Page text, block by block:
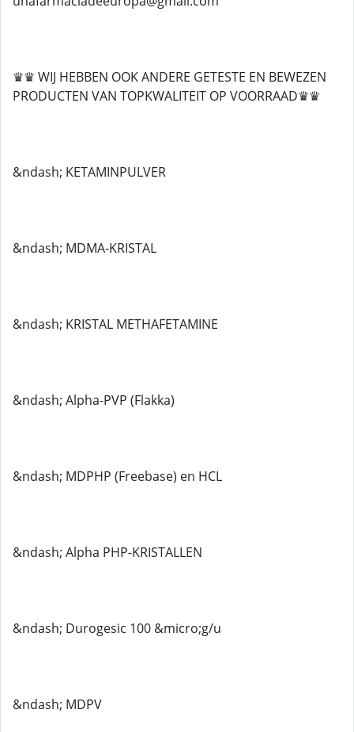
♛♛ WIJ HEBBEN OOK ANDERE GETESTE EN BEWEZEN
PRODUCTEN VAN TOPKWALITEIT OP VOORRAAD♛♛
&ndash; KETAMINPULVER
&ndash; MDMA-KRISTAL
&ndash; KRISTAL METHAFETAMINE
&ndash; Alpha-PVP (Flakka)
&ndash; MDPHP (Freebase) en HCL
&ndash; Alpha PHP-KRISTALLEN
&ndash; Durogesic 100 &micro;g/u
&ndash; MDPV